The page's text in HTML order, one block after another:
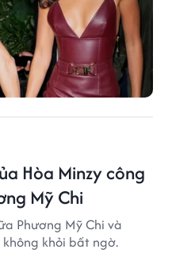
Hòa Minzy công
Mỹ Chi
Phương Mỹ Chi và
khỏi bất ngờ.